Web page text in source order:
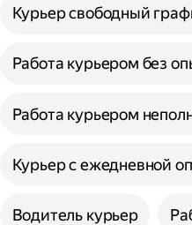
Курьер свободный
Работа курьером без
Работа курьером
Курьер с ежедневной
Водитель курьер